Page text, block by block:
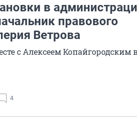
в
правового
Ветрова
с Алексеем Копайгородским в
4